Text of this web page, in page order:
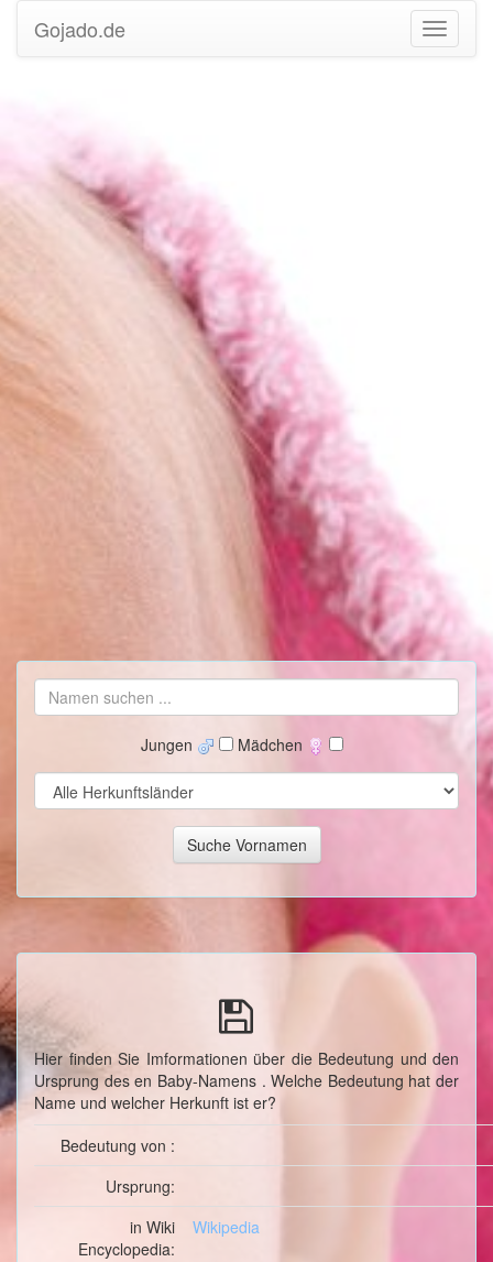
Gojado.de
Jungen Mädchen
Hier finden Sie Imformationen über die Bedeutung und den
Ursprung des en Baby-Namens . Welche Bedeutung hat der
Name und welcher Herkunft ist er?
Bedeutung von :
Ursprung:
in Wiki
Encyclopedia:
Wikipedia